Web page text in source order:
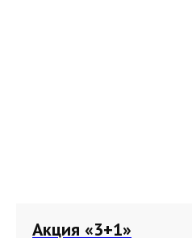
Акция «3+1»